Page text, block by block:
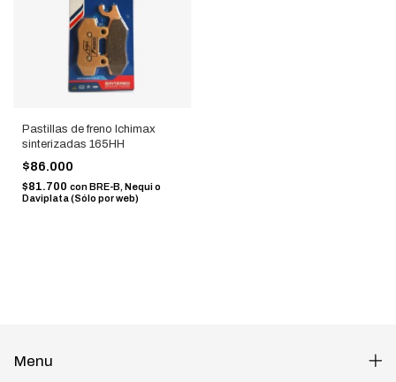
Pastillas de freno Ichimax
sinterizadas 165HH
$86.000
$81.700 con BRE-B, Nequi o
Daviplata (Sólo por web)
Menu